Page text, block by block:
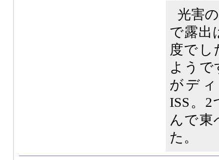
光害
で露出
度でし
ようで
がデ
ISS。
んで東
た。